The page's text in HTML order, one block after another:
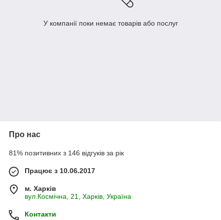
У компанії поки немає товарів або послуг
Про нас
81% позитивних з 146 відгуків за рік
Працює з 10.06.2017
м. Харків
вул.Космічна, 21, Харків, Україна
Контакти